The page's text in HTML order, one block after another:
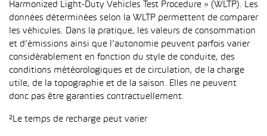
Harmonized Light-Duty Vehicles Test Procedure » (WLTP). Les
données déterminées selon la WLTP permettent de comparer
les véhicules. Dans la pratique, les valeurs de consommation
et d’émissions ainsi que l’autonomie peuvent parfois varier
considérablement en fonction du style de conduite, des
conditions météorologiques et de circulation, de la charge
utile, de la topographie et de la saison. Elles ne peuvent
donc pas être garanties contractuellement.
²Le temps de recharge peut varier